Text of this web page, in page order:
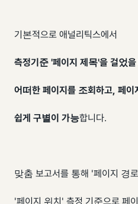
기본적으로 애널리틱스에서
측정기준 '페이지 제목'을 걸었
어떠한 페이지를 조회하고, 페
쉽게 구별이 가능합니다.
맞춤 보고서를 통해 '페이지 경
'페이지 위치' 측정 기준으로 페